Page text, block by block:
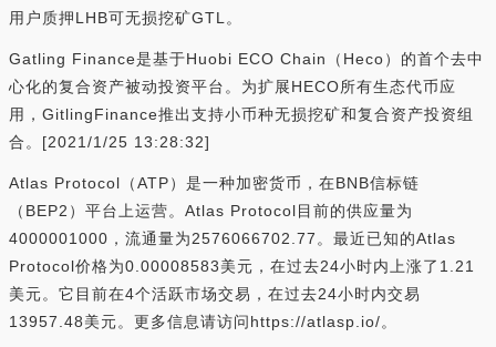
用户质押LHB可无损挖矿GTL。
Gatling Finance是基于Huobi ECO Chain（Heco）的首个去中
心化的复合资产被动投资平台。为扩展HECO所有生态代币应
用，GitlingFinance推出支持小币种无损挖矿和复合资产投资组
合。[2021/1/25 13:28:32]
Atlas Protocol（ATP）是一种加密货币，在BNB信标链
（BEP2）平台上运营。Atlas Protocol目前的供应量为
4000001000，流通量为2576066702.77。最近已知的Atlas
Protocol价格为0.00008583美元，在过去24小时内上涨了1.21
美元。它目前在4个活跃市场交易，在过去24小时内交易
13957.48美元。更多信息请访问https://atlasp.io/。